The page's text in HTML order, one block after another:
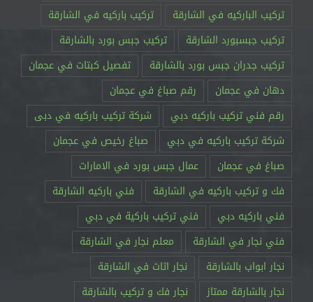
تركيب الباركيه في الشارقة
تركيب باركيه في الشارقة
تركيب جبسبورد الشارقة
تركيب جبس بورد بالشارقة
تركيب جدران جبس بورد بالشارقة
تفصيل كبتات في عجمان
دهان في عجمان
رقم صباغ في عجمان
رقم فني تركيب باركيه دبي
شركة تركيب باركيه في دبى
شركة تركيب باركيه في دبي
صباغ رخيص في عجمان
صباغ في عجمان
عمال جبس بورد في الامارات
فك و تركيب باركيه في الشارقة
فني باركيه الشارقة
فني باركيه دبي
فني تركيب باركية في دبي
فني نجار في الشارقة
معلم نجار في الشارقة
نجار ابواب بالشارقة
نجار اثاث في الشارقة
نجار بالشارقة ممتاز
نجار فك و تركيب بالشارقة